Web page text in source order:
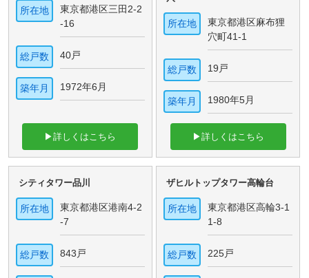
所在地
東京都港区三田2-2
-16
総戸数 40戸
築年月 1972年6月
▶詳しくはこちら
所在地
東京都港区麻布狸
穴町41-1
総戸数 19戸
築年月 1980年5月
▶詳しくはこちら
シティタワー品川
所在地
東京都港区港南4-2
-7
総戸数 843戸
ザヒルトップタワー高輪台
所在地
東京都港区高輪3-1
1-8
総戸数 225戸